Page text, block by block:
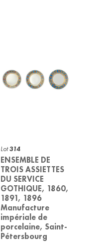
Lot314
ENSEMBLE DE
TROIS ASSIETTES
DU SERVICE
GOTHIQUE, 1860,
1891, 1896
Manufacture
impériale de
porcelaine, Saint-
Pétersbourg